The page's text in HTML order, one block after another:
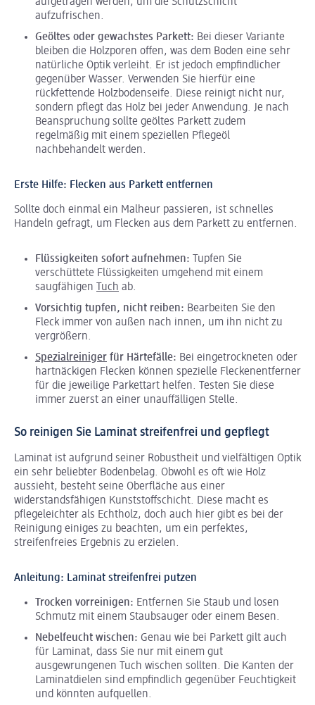
aufzufrischen.
Geöltes oder gewachstes Parkett: Bei dieser Variante
bleiben die Holzporen offen, was dem Boden eine sehr
natürliche Optik verleiht. Er ist jedoch empfindlicher
gegenüber Wasser. Verwenden Sie hierfür eine
rückfettende Holzbodenseife. Diese reinigt nicht nur,
sondern pflegt das Holz bei jeder Anwendung. Je nach
Beanspruchung sollte geöltes Parkett zudem
regelmäßig mit einem speziellen Pflegeöl
nachbehandelt werden.
Erste Hilfe: Flecken aus Parkett entfernen
Sollte doch einmal ein Malheur passieren, ist schnelles
Handeln gefragt, um Flecken aus dem Parkett zu entfernen.
Flüssigkeiten sofort aufnehmen:
Tupfen Sie
verschüttete Flüssigkeiten umgehend mit einem
saugfähigen
Tuch ab.
Vorsichtig tupfen, nicht reiben: Bearbeiten Sie den
Fleck immer von außen nach innen, um ihn nicht zu
vergrößern.
Spezialreiniger für Härtefälle: Bei eingetrockneten oder
hartnäckigen Flecken können spezielle Fleckenentferner
für die jeweilige Parkettart helfen. Testen Sie diese
immer zuerst an einer unauffälligen Stelle.
So reinigen Sie Laminat streifenfrei und gepflegt
Laminat ist aufgrund seiner Robustheit und vielfältigen Optik
ein sehr beliebter Bodenbelag. Obwohl es oft wie Holz
aussieht, besteht seine Oberfläche aus einer
widerstandsfähigen Kunststoffschicht. Diese macht es
pflegeleichter als Echtholz, doch auch hier gibt es bei der
Reinigung einiges zu beachten, um ein perfektes,
streifenfreies Ergebnis zu erzielen.
Anleitung: Laminat streifenfrei putzen
Trocken vorreinigen: Entfernen Sie Staub und losen
Schmutz mit einem Staubsauger oder einem Besen.
Nebelfeucht wischen: Genau wie bei Parkett gilt auch
für Laminat, dass Sie nur mit einem gut
ausgewrungenen Tuch wischen sollten. Die Kanten der
Laminatdielen sind empfindlich gegenüber Feuchtigkeit
und könnten aufquellen.